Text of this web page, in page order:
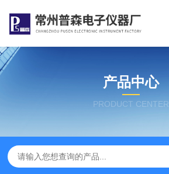
产品中心
PRODUCT CENTER